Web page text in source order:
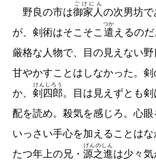
野良の市は御家人
ごけにん
の次男坊
が、剣術はそこそこ 遣
つか
えるのだ
厳格な人物で、目の見えない
甘やかすことはしなかった。
か、 剣四郎
けんしろう
。目は見えずとも
配を読め。殺気を感じろ。心眼
いっさい手心を加えることは
たつ年上の兄・ 源之進
げんのしん
は少々